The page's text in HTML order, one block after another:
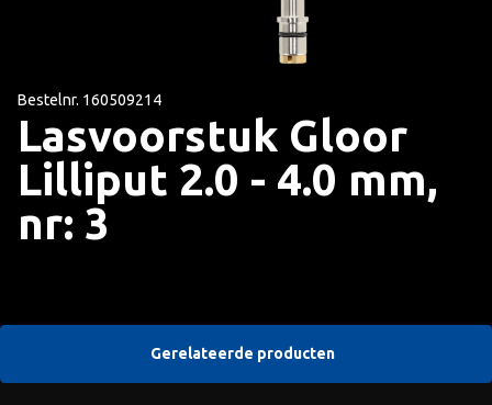
Bestelnr. 160509214
Lasvoorstuk Gloor
Lilliput 2.0 - 4.0 mm,
nr: 3
Gerelateerde producten